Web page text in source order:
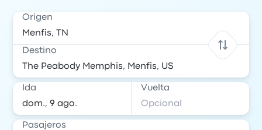
Origen
Destino
Ida Vuelta
Pasajeros